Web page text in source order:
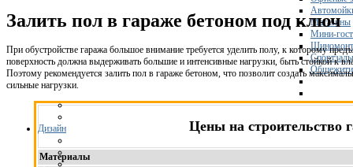
Магазины
Мини-
Спортзалы
Дизайн
Залить пол в гараже бетоном под ключ
При обустройстве гаража большое внимание требуется уделить полу, к которому
поверхность должна выдерживать большие и интенсивные нагрузки, быть стойкой к
Поэтому рекомендуется залить пол в гараже бетоном, что позволит создать
сильные нагрузки.
Цены на строительство
Материалы